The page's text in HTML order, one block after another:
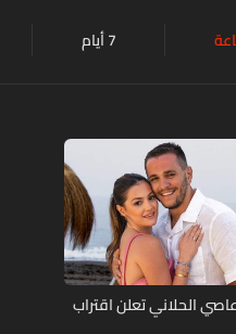
7 أيام
الحلاني تعلن اقتراب